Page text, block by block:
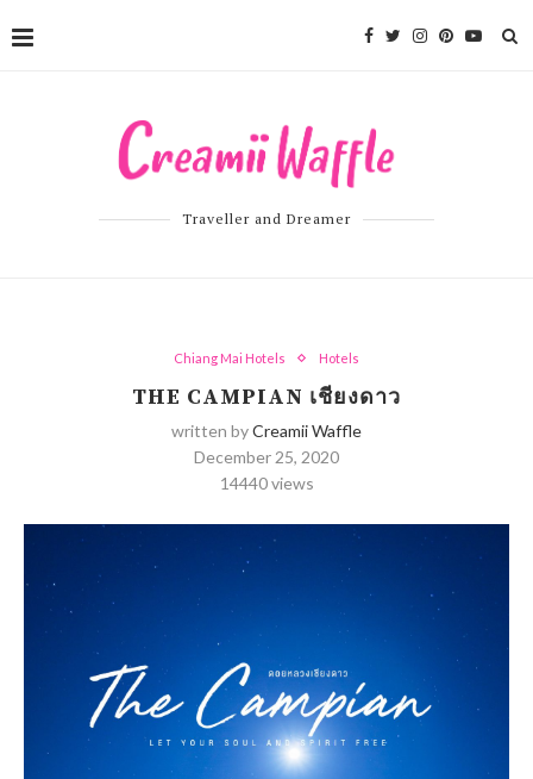
Traveller and Dreamer
Chiang Mai Hotels Hotels
THE CAMPIAN เชียงดาว
written byCreamii Waffle
December 25, 2020
14440views